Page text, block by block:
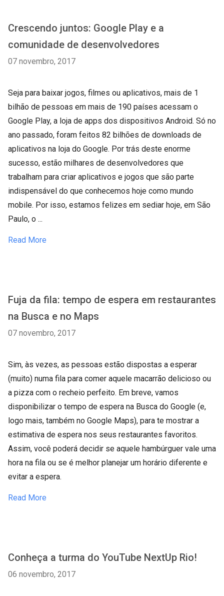
Crescendo juntos: Google Play e a
comunidade de desenvolvedores
07 novembro, 2017
Seja para baixar jogos, filmes ou aplicativos, mais de 1
bilhão de pessoas em mais de 190 países acessam o
Google Play, a loja de apps dos dispositivos Android. Só no
ano passado, foram feitos 82 bilhões de downloads de
aplicativos na loja do Google. Por trás deste enorme
sucesso, estão milhares de desenvolvedores que
trabalham para criar aplicativos e jogos que são parte
indispensável do que conhecemos hoje como mundo
mobile. Por isso, estamos felizes em sediar hoje, em São
Paulo, o ...
Read More
Fuja da fila: tempo de espera em restaurantes
na Busca e no Maps
07 novembro, 2017
Sim, às vezes, as pessoas estão dispostas a esperar
(muito) numa fila para comer aquele macarrão delicioso ou
a pizza com o recheio perfeito. Em breve, vamos
disponibilizar o tempo de espera na Busca do Google (e,
logo mais, também no Google Maps), para te mostrar a
estimativa de espera nos seus restaurantes favoritos.
Assim, você poderá decidir se aquele hambúrguer vale uma
hora na fila ou se é melhor planejar um horário diferente e
evitar a espera.
Read More
Conheça a turma do YouTube NextUp Rio!
06 novembro, 2017